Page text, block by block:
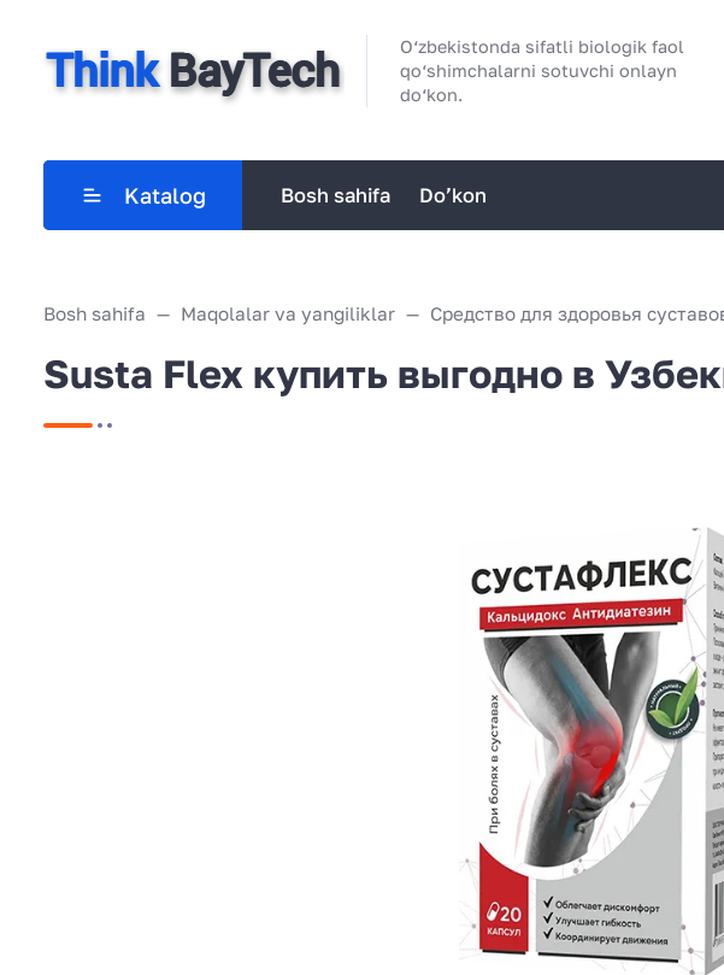
O‘zbekistonda sifatli biologik faol
qo‘shimchalarni sotuvchi onlayn
do‘kon.
Katalog Bosh sahifa Do’kon
Bosh sahifa Maqolalar va yangiliklar Средство для здоровья
Susta Flex купить выгодно в